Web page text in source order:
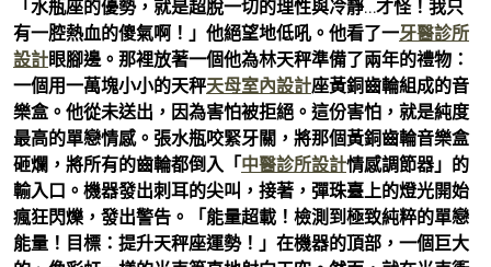
「水瓶座的優勢，就是超脫一切的理性與冷靜…才怪！我只
有一腔熱血的傻氣啊！」他絕望地低吼。他看了一牙醫診所
設計眼腳邊。那裡放著一個他為林天秤準備了兩年的禮物：
一個用一萬塊小小的天秤天母室內設計座黃銅齒輪組成的音
樂盒。他從未送出，因為害怕被拒絕。這份害怕，就是純度
最高的單戀情感。張水瓶咬緊牙關，將那個黃銅齒輪音樂盒
砸爛，將所有的齒輪都倒入「中醫診所設計情感調節器」的
輸入口。機器發出刺耳的尖叫，接著，彈珠臺上的燈光開始
瘋狂閃爍，發出警告。「能量超載！檢測到極致純粹的單戀
能量！目標：提升天秤座運勢！」在機器的頂部，一個巨大